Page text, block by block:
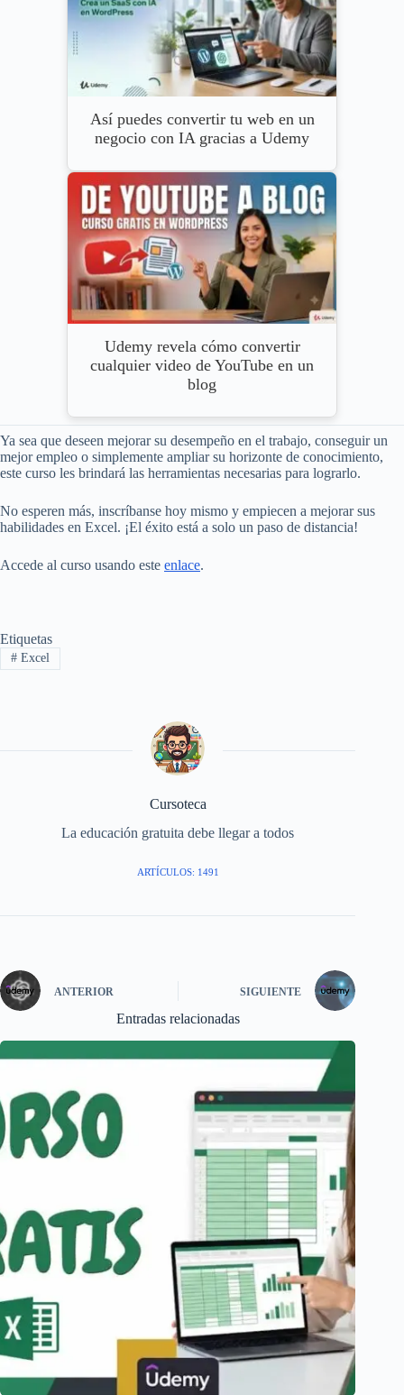
Así puedes convertir tu web en un
negocio con IA gracias a Udemy
Udemy revela cómo convertir
cualquier video de YouTube en un
blog
Ya sea que deseen mejorar su desempeño en el trabajo, conseguir un
mejor empleo o simplemente ampliar su horizonte de conocimiento,
este curso les brindará las herramientas necesarias para lograrlo.
No esperen más, inscríbanse hoy mismo y empiecen a mejorar sus
habilidades en Excel. ¡El éxito está a solo un paso de distancia!
Accede al curso usando este enlace.
Etiquetas
#Excel
Cursoteca
La educación gratuita debe llegar a todos
ARTÍCULOS: 1491
ANTERIOR SIGUIENTE
Entradas relacionadas